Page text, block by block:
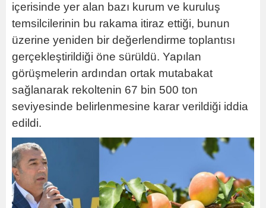
içerisinde yer alan bazı kurum ve kuruluş
temsilcilerinin bu rakama itiraz ettiği, bunun
üzerine yeniden bir değerlendirme toplantısı
gerçekleştirildiği öne sürüldü. Yapılan
görüşmelerin ardından ortak mutabakat
sağlanarak rekoltenin 67 bin 500 ton
seviyesinde belirlenmesine karar verildiği iddia
edildi.